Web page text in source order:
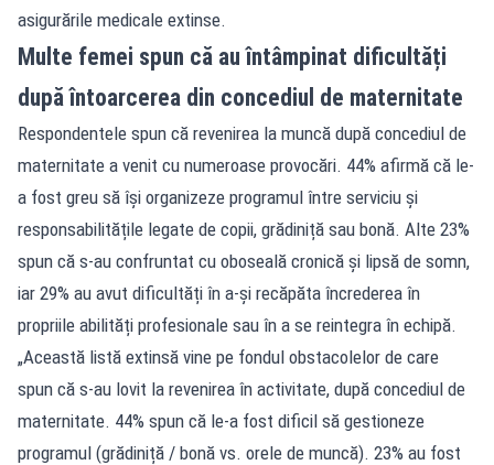
asigurările medicale extinse.
Multe femei spun că au întâmpinat dificultăți
după întoarcerea din concediul de maternitate
Respondentele spun că revenirea la muncă după concediul de
maternitate a venit cu numeroase provocări. 44% afirmă că le-
a fost greu să își organizeze programul între serviciu și
responsabilitățile legate de copii, grădiniță sau bonă. Alte 23%
spun că s-au confruntat cu oboseală cronică și lipsă de somn,
iar 29% au avut dificultăți în a-și recăpăta încrederea în
propriile abilități profesionale sau în a se reintegra în echipă.
„Această listă extinsă vine pe fondul obstacolelor de care
spun că s-au lovit la revenirea în activitate, după concediul de
maternitate. 44% spun că le-a fost dificil să gestioneze
programul (grădiniță / bonă vs. orele de muncă). 23% au fost